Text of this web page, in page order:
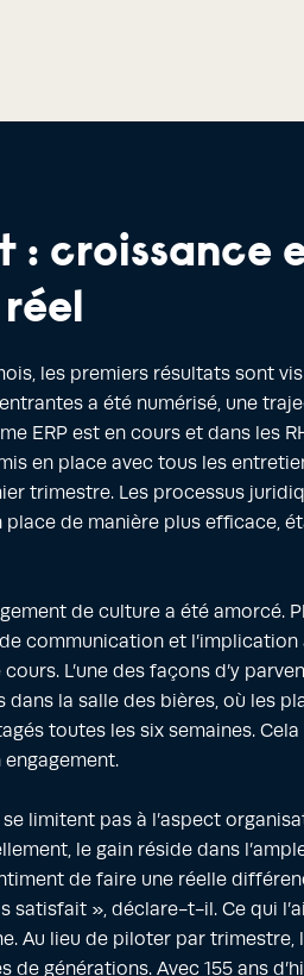
: croissance
les premiers résultats sont
a été numérisé, une
ERP est en cours et dans les
en place avec tous les
trimestre. Les processus
place de manière plus efficace,
de culture a été amorcé.
communication et
L’une des façons d’y
dans la salle des bières, où les
toutes les six semaines. Cela
se limitent pas à l’aspect
le gain réside dans
de faire une réelle
satisfait », déclare-t-il. Ce qui
Au lieu de piloter par trimestre,
de générations. Avec 155 ans